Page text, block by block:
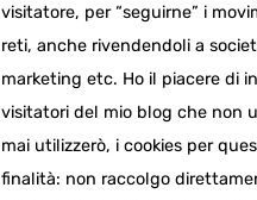
visitatore, per “seguirne” i
reti, anche rivendendoli a
marketing etc. Ho il piacere di
visitatori del mio blog che non
mai utilizzerò, i cookies per
finalità: non raccolgo